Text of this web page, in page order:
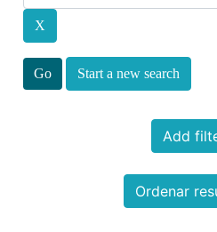
Start a new search
Add
Ordenar